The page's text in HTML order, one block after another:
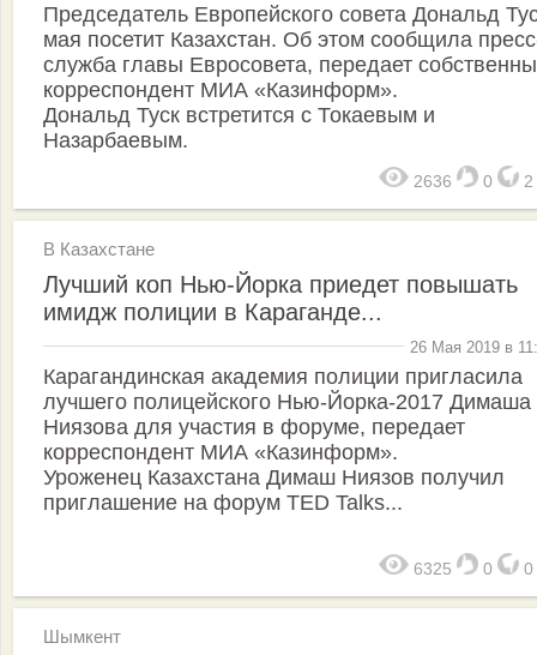
Председатель Европейского совета Дональд
мая посетит Казахстан. Об этом сообщила
служба главы Евросовета, передает
корреспондент МИА «Казинформ».
Дональд Туск встретится с Токаевым и
Назарбаевым.
2636 0 2
В Казахстане
Лучший коп Нью-Йорка приедет повышать
имидж полиции в Караганде...
26 Мая 2019 в
Карагандинская академия полиции пригласила
лучшего полицейского Нью-Йорка-2017 Димаша
Ниязова для участия в форуме, передает
корреспондент МИА «Казинформ».
Уроженец Казахстана Димаш Ниязов получил
приглашение на форум TED Talks...
6325 0 0
Шымкент